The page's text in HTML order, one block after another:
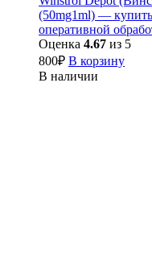
(50mg1ml) — купить
оперативной
Оценка 4.67 из 5
800₽ В корзину
В наличии